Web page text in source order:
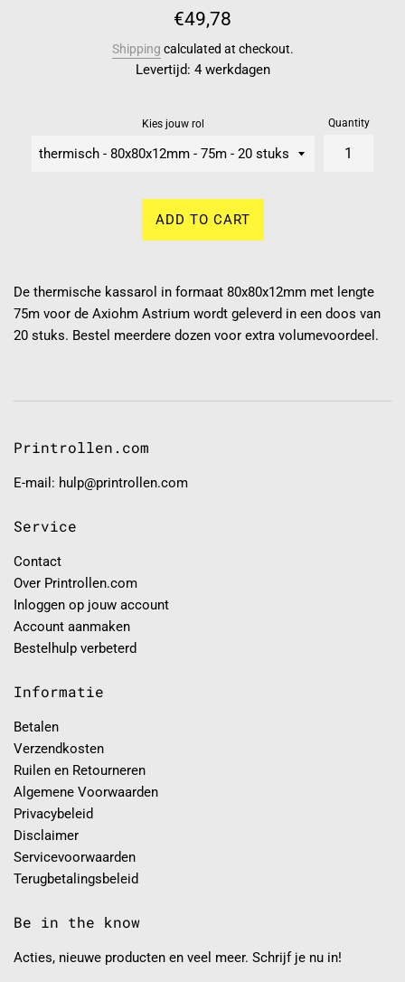
Regular
€49,78
Shipping calculated at checkout.
Levertijd: 4 werkdagen
Kies jouw rol Quantity
ADD TO CART
De thermische kassarol in formaat 80x80x12mm met lengte
75m voor de Axiohm Astrium wordt geleverd in een doos van
20 stuks. Bestel meerdere dozen voor extra volumevoordeel.
Printrollen.com
E-mail: hulp@printrollen.com
Service
Contact
Over Printrollen.com
Inloggen op jouw account
Account aanmaken
Bestelhulp verbeterd
Informatie
Betalen
Verzendkosten
Ruilen en Retourneren
Algemene Voorwaarden
Privacybeleid
Disclaimer
Servicevoorwaarden
Terugbetalingsbeleid
Be in the know
Acties, nieuwe producten en veel meer. Schrijf je nu in!